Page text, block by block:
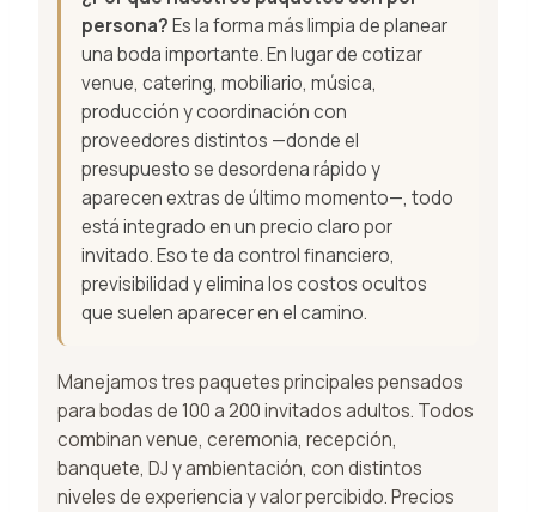
persona?Es la forma más limpia de planear
una boda importante. En lugar de cotizar
venue, catering, mobiliario, música,
producción y coordinación con
proveedores distintos —donde el
presupuesto se desordena rápido y
aparecen extras de último momento—, todo
está integrado en un precio claro por
invitado. Eso te da control financiero,
previsibilidad y elimina los costos ocultos
que suelen aparecer en el camino.
Manejamos tres paquetes principales pensados
para bodas de 100 a 200 invitados adultos. Todos
combinan venue, ceremonia, recepción,
banquete, DJ y ambientación, con distintos
niveles de experiencia y valor percibido. Precios